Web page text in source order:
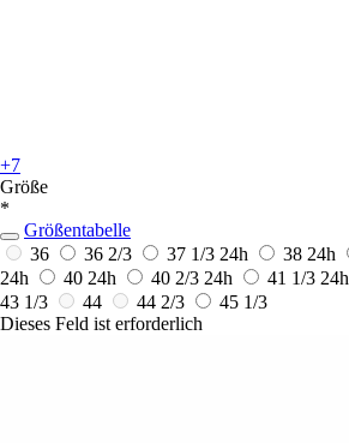
+7
Größe
*
Größentabelle
36
36 2/3 37 1/3 24h 38 24h
24h
40 24h 40 2/3 24h 41 1/3 24h
43 1/3
44 44 2/3
45 1/3
Dieses Feld ist erforderlich